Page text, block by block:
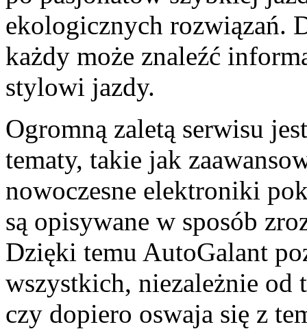
ekologicznych rozwiązań.
każdy może znaleźć
stylowi jazdy.
Ogromną zaletą serwisu
tematy, takie jak
nowoczesne elektroniki
są opisywane w sposób
Dzięki temu AutoGalant
wszystkich, niezależnie od
czy dopiero oswaja się z